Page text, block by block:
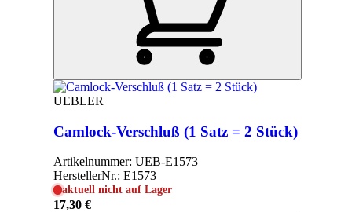
UEBLER
Camlock-Verschluß (1 Satz = 2 Stück)
Artikelnummer: UEB-E1573
HerstellerNr.: E1573
aktuell nicht auf Lager
17,30 €